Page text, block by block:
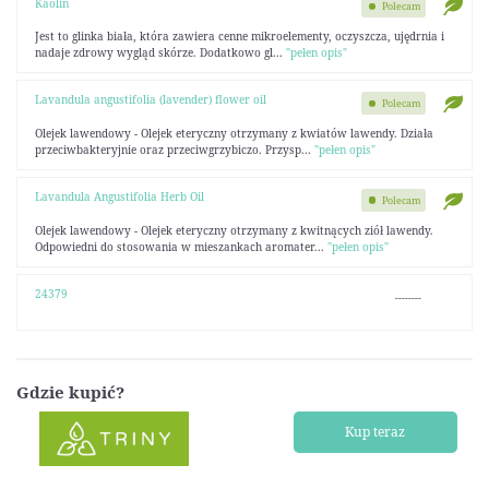
Jest to glinka biała, która zawiera cenne mikroelementy, oczyszcza, ujędrnia i
nadaje zdrowy wygląd skórze. Dodatkowo gl... "pełen opis"
Polecam
Lavandula angustifolia (lavender) flower oil
Olejek lawendowy - Olejek eteryczny otrzymany z kwiatów lawendy. Działa
przeciwbakteryjnie oraz przeciwgrzybiczo. Przysp... "pełen opis"
Polecam
Lavandula Angustifolia Herb Oil
Olejek lawendowy - Olejek eteryczny otrzymany z kwitnących ziół lawendy.
Odpowiedni do stosowania w mieszankach aromater... "pełen opis"
Polecam
24379 --------
Gdzie kupić?
Kup teraz